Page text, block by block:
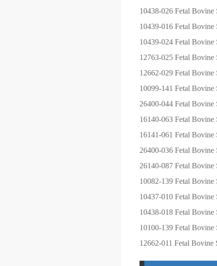
10438-026 Fetal Bovine
10439-016 Fetal Bovine
10439-024 Fetal Bovine
12763-025 Fetal Bovine
12662-029 Fetal Bovine
10099-141 Fetal Bovine
26400-044 Fetal Bovine
16140-063 Fetal Bovine
16141-061 Fetal Bovine
26400-036 Fetal Bovine
26140-087 Fetal Bovine
10082-139 Fetal Bovine
10437-010 Fetal Bovine
10438-018 Fetal Bovine
10100-139 Fetal Bovine
12662-011 Fetal Bovine